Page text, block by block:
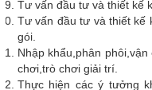
Tư vấn đầu tư và thiết kế
Tư vấn đầu tư và thiết kế
gói.
Nhập khẩu,phân
chơi,trò chơi giải trí.
Thực hiện các ý tưởng